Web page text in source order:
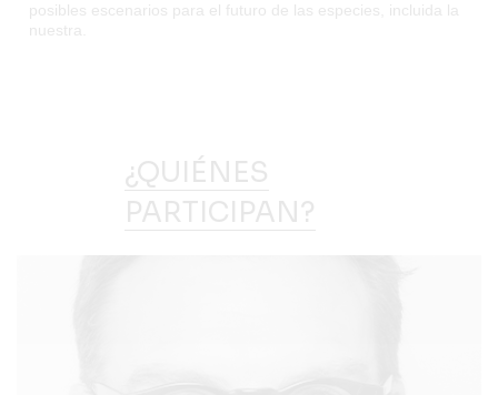
posibles escenarios para el futuro de las especies, incluida la
nuestra.
¿QUIÉNES
PARTICIPAN?